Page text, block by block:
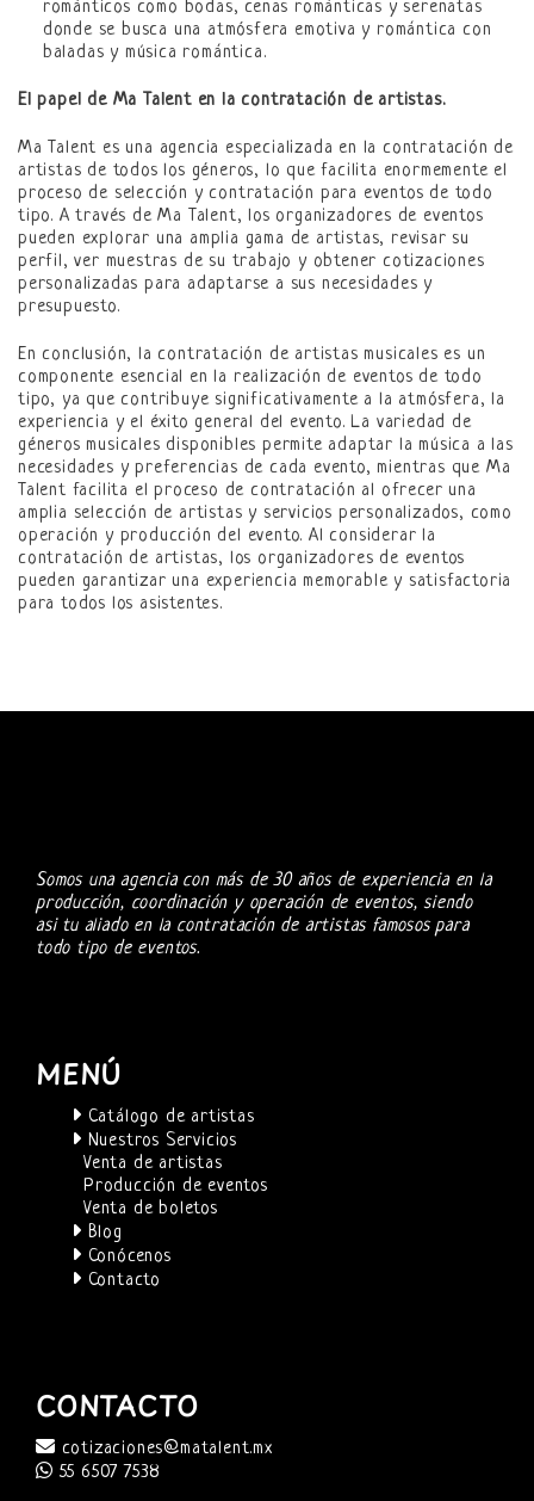
románticos como bodas, cenas románticas y serenatas
donde se busca una atmósfera emotiva y romántica con
baladas y música romántica.
El papel de Ma Talent en la contratación de artistas.
Ma Talent es una agencia especializada en la contratación de
artistas de todos los géneros, lo que facilita enormemente el
proceso de selección y contratación para eventos de todo
tipo. A través de Ma Talent, los organizadores de eventos
pueden explorar una amplia gama de artistas, revisar su
perfil, ver muestras de su trabajo y obtener cotizaciones
personalizadas para adaptarse a sus necesidades y
presupuesto.
En conclusión, la contratación de artistas musicales es un
componente esencial en la realización de eventos de todo
tipo, ya que contribuye significativamente a la atmósfera, la
experiencia y el éxito general del evento. La variedad de
géneros musicales disponibles permite adaptar la música a las
necesidades y preferencias de cada evento, mientras que Ma
Talent facilita el proceso de contratación al ofrecer una
amplia selección de artistas y servicios personalizados, como
operación y producción del evento. Al considerar la
contratación de artistas, los organizadores de eventos
pueden garantizar una experiencia memorable y satisfactoria
para todos los asistentes.
Somos una agencia con más de 30 años de experiencia en la
producción, coordinación y operación de eventos, siendo
asi tu aliado en la contratación de artistas famosos para
todo tipo de eventos.
MENÚ
Catálogo de artistas
Nuestros Servicios
Venta de artistas
Producción de eventos
Venta de boletos
Blog
Conócenos
Contacto
CONTACTO
cotizaciones@matalent.mx
55 6507 7538